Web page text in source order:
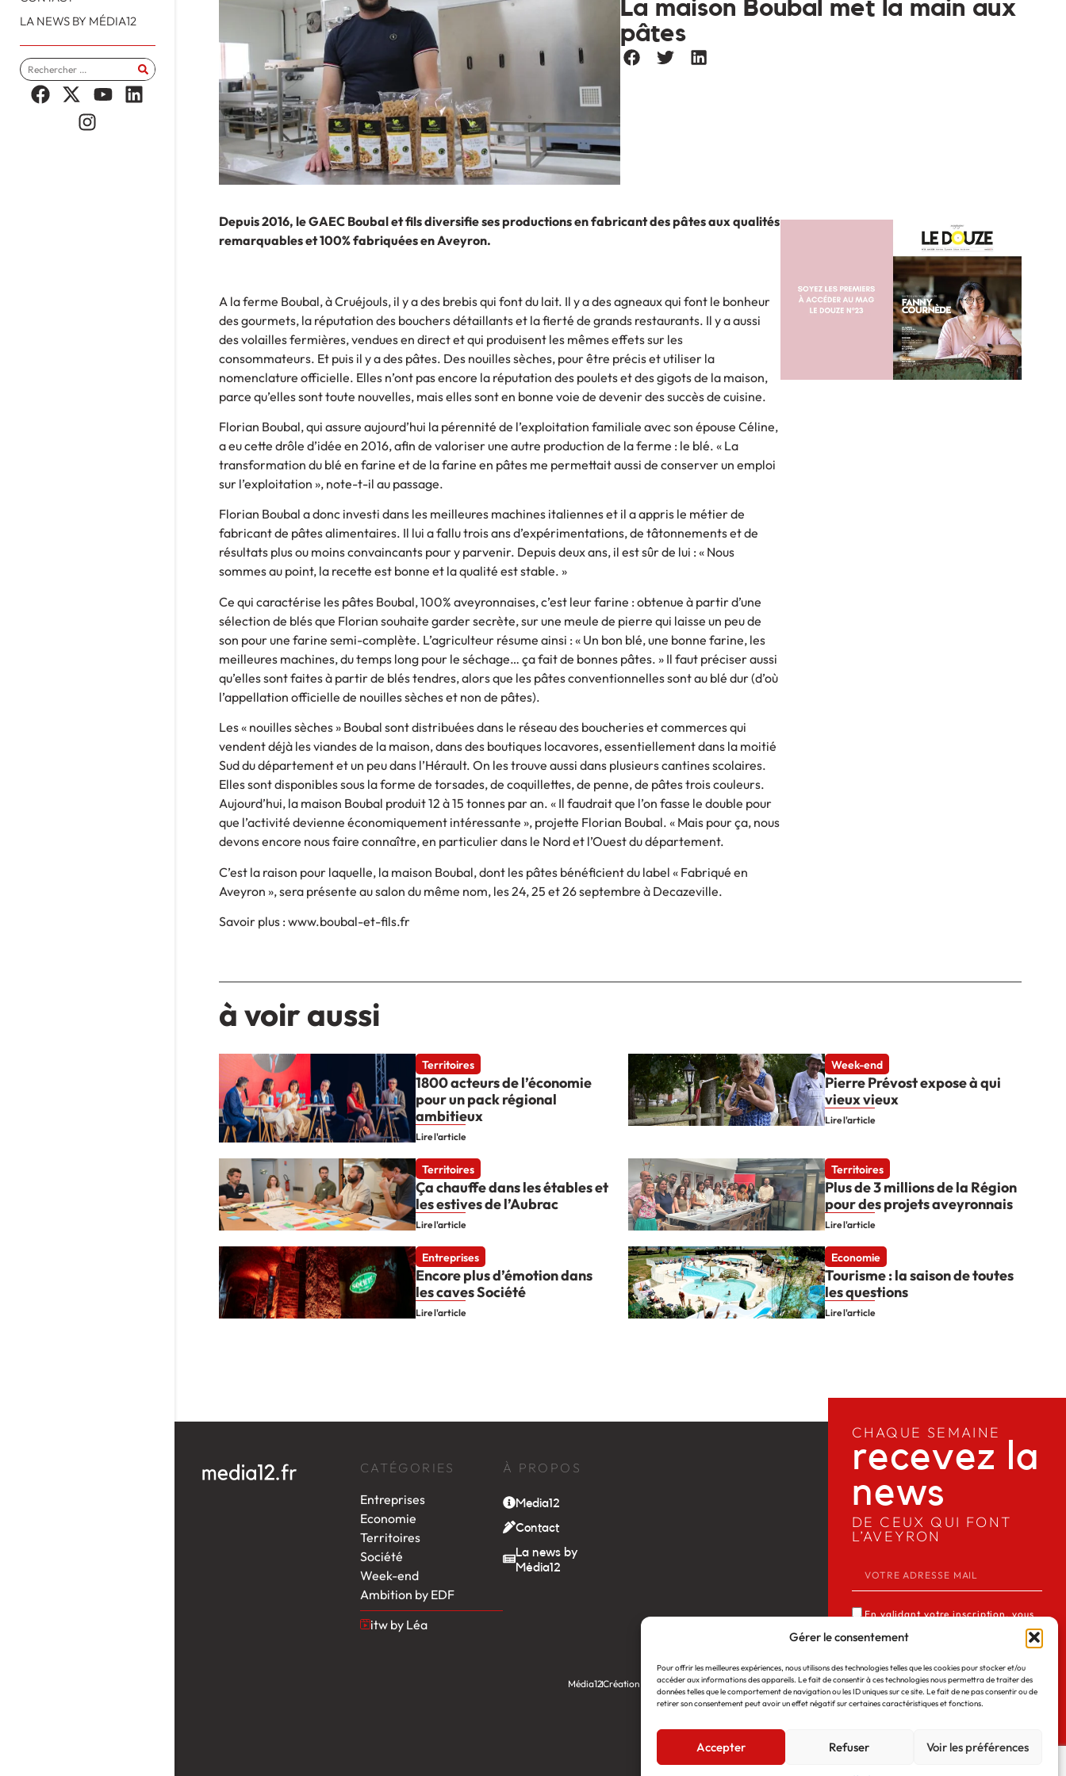
Gérer le consentement
Pour offrir les meilleures expériences, nous utilisons des technologies telles que les cookies pour stocker et/ou
accéder aux informations des appareils. Le fait de consentir à ces technologies nous permettra de traiter des
données telles que le comportement de navigation ou les ID uniques sur ce site. Le fait de ne pas consentir ou de
retirer son consentement peut avoir un effet négatif sur certaines caractéristiques et fonctions.
Accepter Refuser Voir les préférences
LA NEWS BY MÉDIA12
La maison Boubal met la main aux
pâtes
Depuis 2016, le GAEC Boubal et fils diversifie ses productions en fabricant des pâtes aux qualités
remarquables et 100% fabriquées en Aveyron.
A la ferme Boubal, à Cruéjouls, il y a des brebis qui font du lait. Il y a des agneaux qui font le bonheur
des gourmets, la réputation des bouchers détaillants et la fierté de grands restaurants. Il y a aussi
des volailles fermières, vendues en direct et qui produisent les mêmes effets sur les
consommateurs. Et puis il y a des pâtes. Des nouilles sèches, pour être précis et utiliser la
nomenclature officielle. Elles n’ont pas encore la réputation des poulets et des gigots de la maison,
parce qu’elles sont toute nouvelles, mais elles sont en bonne voie de devenir des succès de cuisine.
Florian Boubal, qui assure aujourd’hui la pérennité de l’exploitation familiale avec son épouse Céline,
a eu cette drôle d’idée en 2016, afin de valoriser une autre production de la ferme : le blé. « La
transformation du blé en farine et de la farine en pâtes me permettait aussi de conserver un emploi
sur l’exploitation », note-t-il au passage.
Florian Boubal a donc investi dans les meilleures machines italiennes et il a appris le métier de
fabricant de pâtes alimentaires. Il lui a fallu trois ans d’expérimentations, de tâtonnements et de
résultats plus ou moins convaincants pour y parvenir. Depuis deux ans, il est sûr de lui : « Nous
sommes au point, la recette est bonne et la qualité est stable. »
Ce qui caractérise les pâtes Boubal, 100% aveyronnaises, c’est leur farine : obtenue à partir d’une
sélection de blés que Florian souhaite garder secrète, sur une meule de pierre qui laisse un peu de
son pour une farine semi-complète. L’agriculteur résume ainsi : « Un bon blé, une bonne farine, les
meilleures machines, du temps long pour le séchage… ça fait de bonnes pâtes. » Il faut préciser aussi
qu’elles sont faites à partir de blés tendres, alors que les pâtes conventionnelles sont au blé dur (d’où
l’appellation officielle de nouilles sèches et non de pâtes).
Les « nouilles sèches » Boubal sont distribuées dans le réseau des boucheries et commerces qui
vendent déjà les viandes de la maison, dans des boutiques locavores, essentiellement dans la moitié
Sud du département et un peu dans l’Hérault. On les trouve aussi dans plusieurs cantines scolaires.
Elles sont disponibles sous la forme de torsades, de coquillettes, de penne, de pâtes trois couleurs.
Aujourd’hui, la maison Boubal produit 12 à 15 tonnes par an. « Il faudrait que l’on fasse le double pour
que l’activité devienne économiquement intéressante », projette Florian Boubal. « Mais pour ça, nous
devons encore nous faire connaître, en particulier dans le Nord et l’Ouest du département.
C’est la raison pour laquelle, la maison Boubal, dont les pâtes bénéficient du label « Fabriqué en
Aveyron », sera présente au salon du même nom, les 24, 25 et 26 septembre à Decazeville.
Savoir plus : www.boubal-et-fils.fr
à voir aussi
Territoires
1800 acteurs de l’économie
pour un pack régional
ambitieux
Lire l'article
Week-end
Pierre Prévost expose à qui
vieux vieux
Lire l'article
Territoires
Ça chauffe dans les étables et
les estives de l’Aubrac
Lire l'article
Territoires
Plus de 3 millions de la Région
pour des projets aveyronnais
Lire l'article
Entreprises
Encore plus d’émotion dans
les caves Société
Lire l'article
Economie
Tourisme : la saison de toutes
les questions
Lire l'article
CATÉGORIES
Entreprises
Economie
Territoires
Société
Week-end
Ambition by EDF
itw by Léa
À PROPOS
Media12
Contact
La news by
Média12
Média12Création : Linov Agence Web©2026Mentions légales
CHAQUE SEMAINE
recevez la
news​
DE CEUX QUI FONT
L’AVEYRON
En validant votre inscription, vous
acceptez que Media12 mémorise et
utilise votre adresse email dans le but
de vous envoyer notre lettre
d’informations. Consulter notre
politique de confidentialité des